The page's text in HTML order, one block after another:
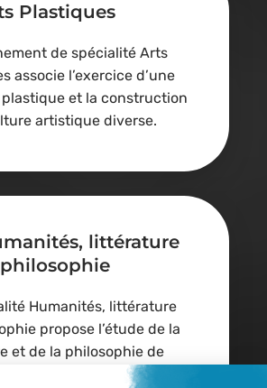
Plastiques
de spécialité Arts
associe l’exercice d’une
et la construction
artistique diverse.
littérature
Humanités, littérature
propose l’étude de la
et de la philosophie de
époques par la lecture et